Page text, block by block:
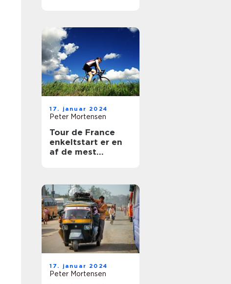
millioner af
tilskuere hvert år
17. januar 2024
Peter Mortensen
Tour de France
enkeltstart er en
af de mest
berømte cykelløb,
Tour de France
17. januar 2024
Peter Mortensen